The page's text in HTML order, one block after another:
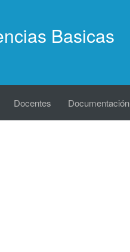
Basicas
Docentes Documentación